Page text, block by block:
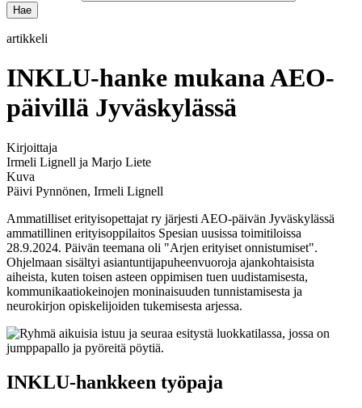
artikkeli
INKLU-hanke mukana AEO-
päivillä Jyväskylässä
Kirjoittaja
Irmeli Lignell ja Marjo Liete
Kuva
Päivi Pynnönen, Irmeli Lignell
Ammatilliset erityisopettajat ry järjesti AEO-päivän Jyväskylässä
ammatillinen erityisoppilaitos Spesian uusissa toimitiloissa
28.9.2024. Päivän teemana oli "Arjen erityiset onnistumiset".
Ohjelmaan sisältyi asiantuntijapuheenvuoroja ajankohtaisista
aiheista, kuten toisen asteen oppimisen tuen uudistamisesta,
kommunikaatiokeinojen moninaisuuden tunnistamisesta ja
neurokirjon opiskelijoiden tukemisesta arjessa.
INKLU-hankkeen työpaja